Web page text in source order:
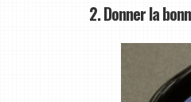
2. Donner la